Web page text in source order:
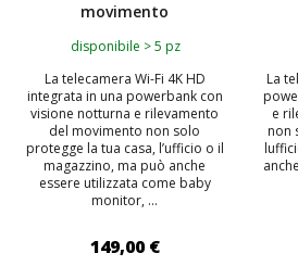
movimento
disponibile > 5 pz
La telecamera Wi-Fi 4K HD
integrata in una powerbank con
visione notturna e rilevamento
del movimento non solo
protegge la tua casa, l’ufficio o il
magazzino, ma può anche
essere utilizzata come baby
monitor, ...
149,00 €
La
e
non